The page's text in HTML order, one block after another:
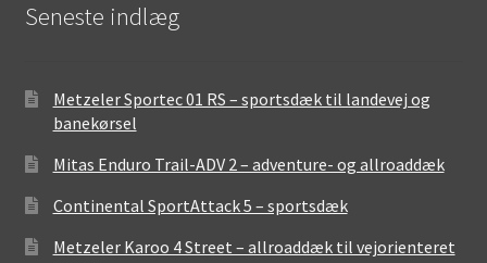
Seneste indlæg
Metzeler Sportec 01 RS – sportsdæk til landevej og
banekørsel
Mitas Enduro Trail-ADV 2 – adventure- og allroaddæk
Continental SportAttack 5 – sportsdæk
Metzeler Karoo 4 Street – allroaddæk til vejorienteret